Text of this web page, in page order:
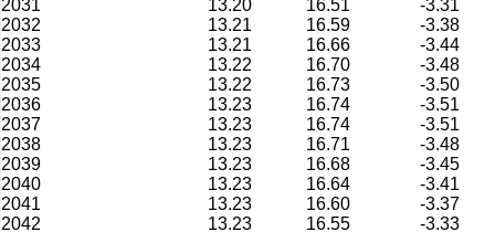
2031
13.20 16.51
-3.31
2032
13.21 16.59
-3.38
2033
13.21 16.66
-3.44
2034
13.22 16.70
-3.48
2035
13.22 16.73
-3.50
2036
13.23 16.74
-3.51
2037
13.23 16.74
-3.51
2038
13.23 16.71
-3.48
2039
13.23 16.68
-3.45
2040
13.23 16.64
-3.41
2041
13.23 16.60
-3.37
2042
13.23 16.55
-3.33